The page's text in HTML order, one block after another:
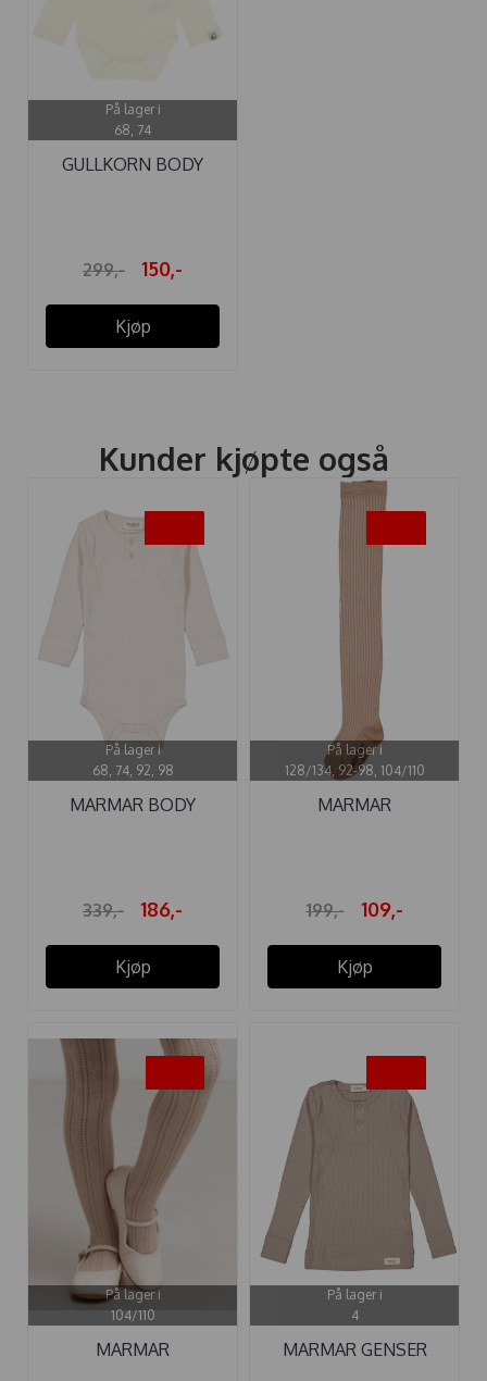
På lager i
68, 74
GULLKORN BODY
299,- 150,-
Kjøp
Kunder kjøpte også
På lager i
68, 74, 92, 98
MARMAR BODY
339,- 186,-
Kjøp
På lager i
128/134, 92-98, 104/110
MARMAR
199,- 109,-
Kjøp
På lager i
104/110
MARMAR
På lager i
4
MARMAR GENSER